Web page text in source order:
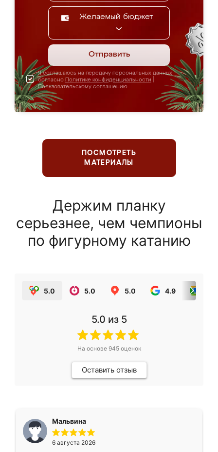
Желаемый бюджет
Отправить
Я соглашаюсь на передачу персональных данных
согласно Политике конфиденциальности
Пользовательскому соглашению
ПОСМОТРЕТЬ
МАТЕРИАЛЫ
Держим планку
серьезнее, чем чемпионы
по фигурному катанию
5.0 5.0 5.0 4.9
5.0 из 5
На основе 945оценок
Оставить отзыв
Мальвина
6 августа 2026